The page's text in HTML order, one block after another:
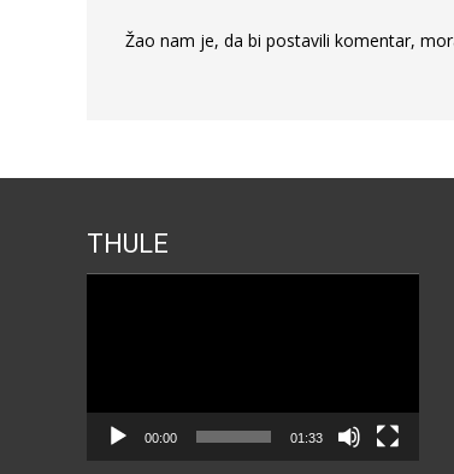
Žao nam je, da bi postavili komentar,
THULE
00:00 01:33